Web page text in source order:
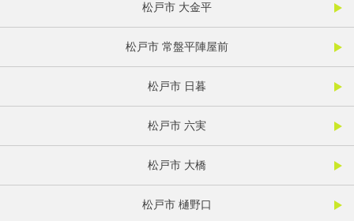
松戸市 大金平
松戸市 常盤平陣屋前
松戸市 日暮
松戸市 六実
松戸市 大橋
松戸市 樋野口